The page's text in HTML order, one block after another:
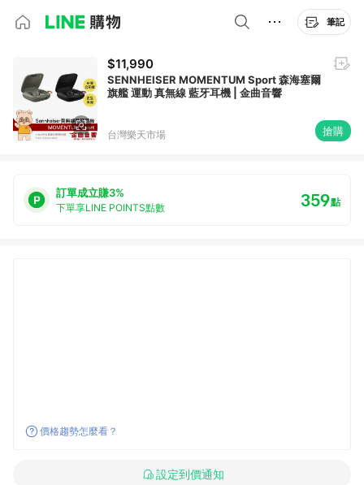
筆記
$11,990
SENNHEISER MOMENTUM Sport 森海塞爾
旗艦 運動 真無線 藍牙耳機 | 金曲音響
台灣樂天市場 搶購
訂單成立賺3%
下單享LINE POINTS點數 359點
價格趨勢怎麼看？
設定到價通知